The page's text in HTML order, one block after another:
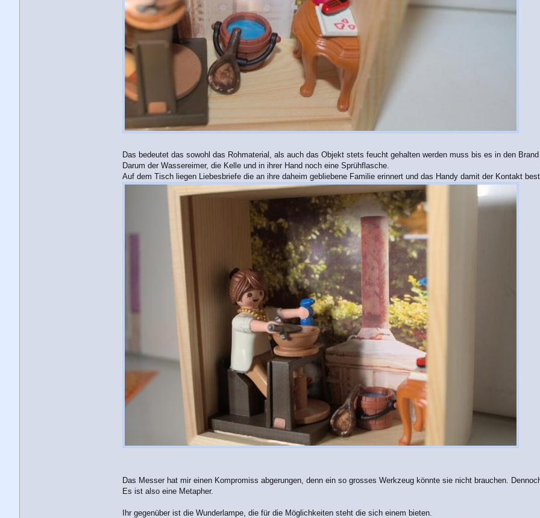
Das bedeutet das sowohl das Rohmaterial, als auch das Objekt stets feucht gehalten werden muss bis es in den Brand
Darum der Wassereimer, die Kelle und in ihrer Hand noch eine Sprühflasche.
Auf dem Tisch liegen Liebesbriefe die an ihre daheim gebliebene Familie erinnert und das Handy damit der Kontakt
Das Messer hat mir einen Kompromiss abgerungen, denn ein so grosses Werkzeug könnte sie nicht brauchen.
Es ist also eine Metapher.
Ihr gegenüber ist die Wunderlampe, die für die Möglichkeiten steht die sich einem bieten.